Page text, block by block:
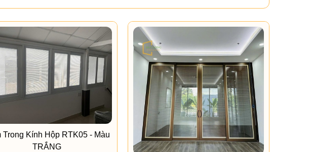
Trong Kính Hộp RTK05 - Màu
TRẮNG